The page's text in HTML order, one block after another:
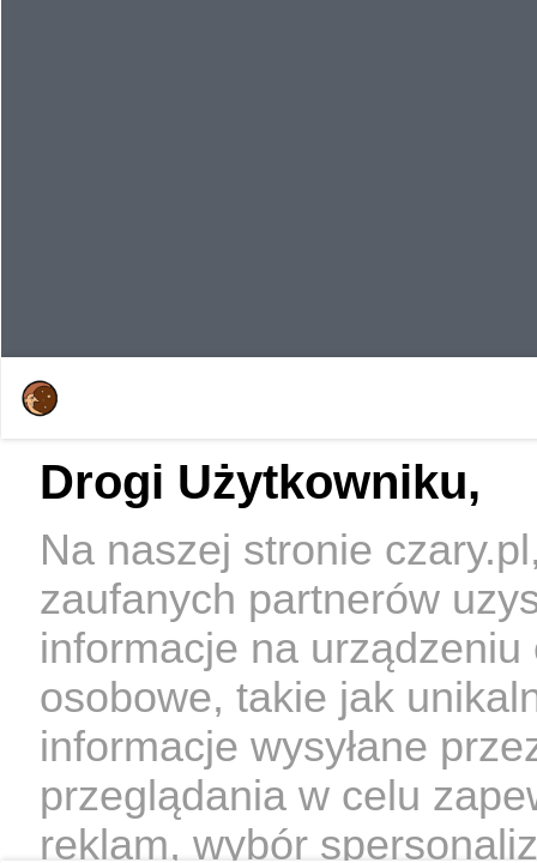
Drogi Użytkowniku,
Na naszej stronie
zaufanych partnerów
informacje na
osobowe, takie jak
informacje wysyłane
przeglądania w celu
reklam, wybór